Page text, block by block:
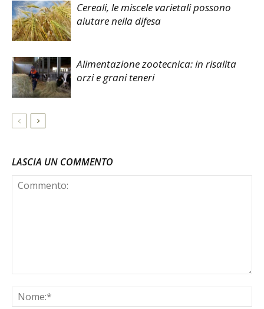
Cereali, le miscele varietali possono
aiutare nella difesa
Alimentazione zootecnica: in risalita
orzi e grani teneri
LASCIA UN COMMENTO